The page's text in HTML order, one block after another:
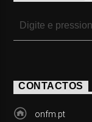
CONTACTOS
onfm.pt